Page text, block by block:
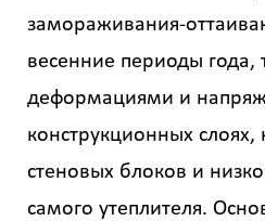
замораживания-
весенние периоды
деформациями и
конструкционных
стеновых блоков и
самого утеплителя.